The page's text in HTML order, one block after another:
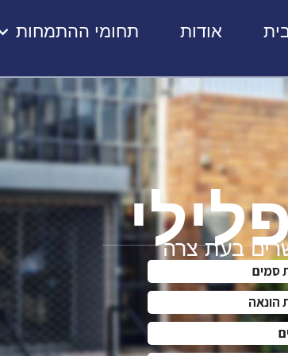
אודות תחומי ההתמחות
סמים
הונאה
בעת צרה